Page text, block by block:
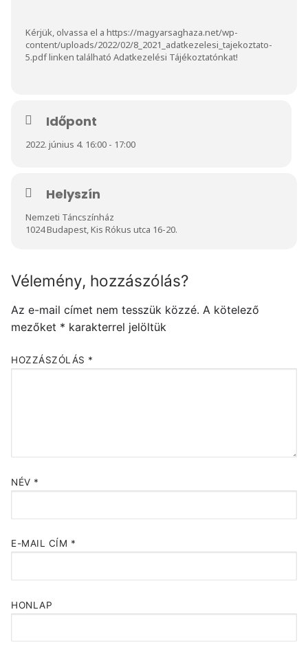
Kérjük, olvassa el a https://magyarsaghaza.net/wp-
content/uploads/2022/02/8_2021_adatkezelesi_tajekoztato-
5.pdflinken található Adatkezelési Tájékoztatónkat!
Időpont
2022. június 4. 16:00 - 17:00
Helyszín
Nemzeti Táncszínház
1024 Budapest, Kis Rókus utca 16-20.
Vélemény, hozzászólás?
Az e-mail címet nem tesszük közzé. A kötelező
mezőket * karakterrel jelöltük
HOZZÁSZÓLÁS *
NÉV *
E-MAIL CÍM *
HONLAP